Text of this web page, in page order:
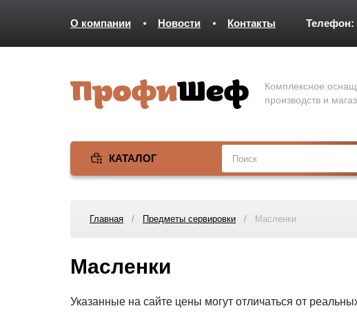
О компании Новости Контакты Телефон:
Комплексное
производств и
КАТАЛОГ
Главная / Предметы сервировки / Масленки
Масленки
Указанные на сайте цены могут отличаться от